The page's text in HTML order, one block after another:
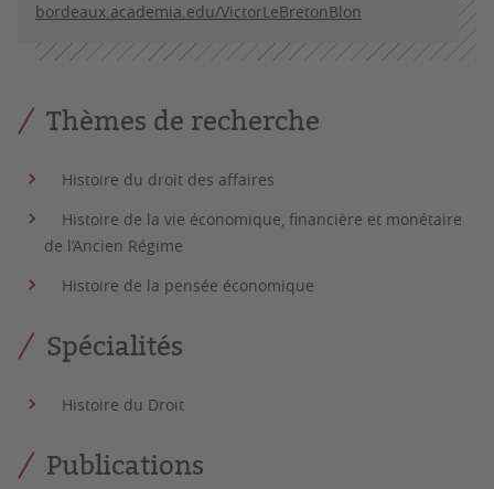
bordeaux.academia.edu/VictorLeBretonBlon
Thèmes de recherche
Histoire du droit des affaires
Histoire de la vie économique, financière et monétaire
de l’Ancien Régime
Histoire de la pensée économique
Spécialités
Histoire du Droit
Publications